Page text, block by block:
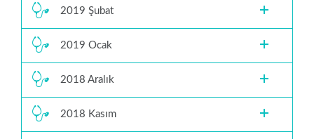
2019 Şubat
2019 Ocak
2018 Aralık
2018 Kasım